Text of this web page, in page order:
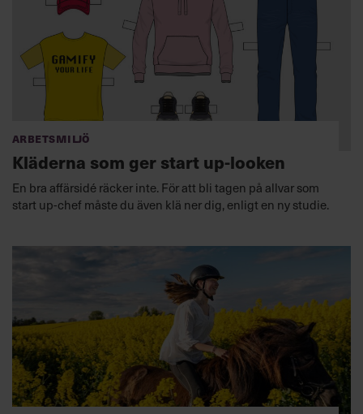
Arbetsmiljö
Kläderna som ger start up-looken
En bra affärsidé räcker inte. För att bli tagen på allvar som
start up-chef måste du även klä ner dig, enligt en ny studie.